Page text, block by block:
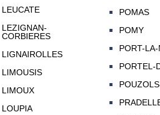
LEUCATE
LEZIGNAN-
CORBIERES
LIGNAIROLLES
LIMOUSIS
LIMOUX
LOUPIA
POMAS
POMY
PORT-
PORTEL-